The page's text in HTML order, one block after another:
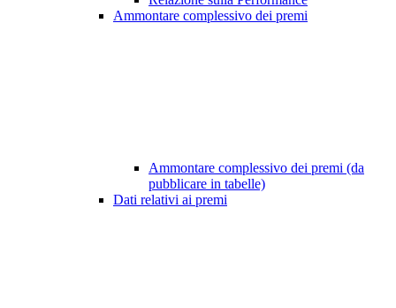
Ammontare complessivo dei premi
Ammontare complessivo dei premi (da
pubblicare in tabelle)
Dati relativi ai premi